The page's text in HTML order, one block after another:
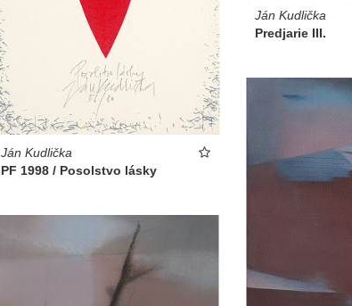
Ján Kudlička
PF 1998 / Posolstvo lásky
Ján Kudlička
Predjarie III.